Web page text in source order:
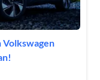
Volkswagen